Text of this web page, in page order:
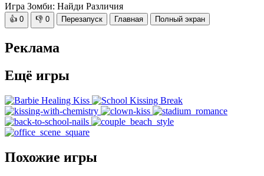
Игра Зомби: Найди Различия
👍 0 👎 0 Перезапуск Главная Полный экран
Реклама
Ещё игры
Похожие игры